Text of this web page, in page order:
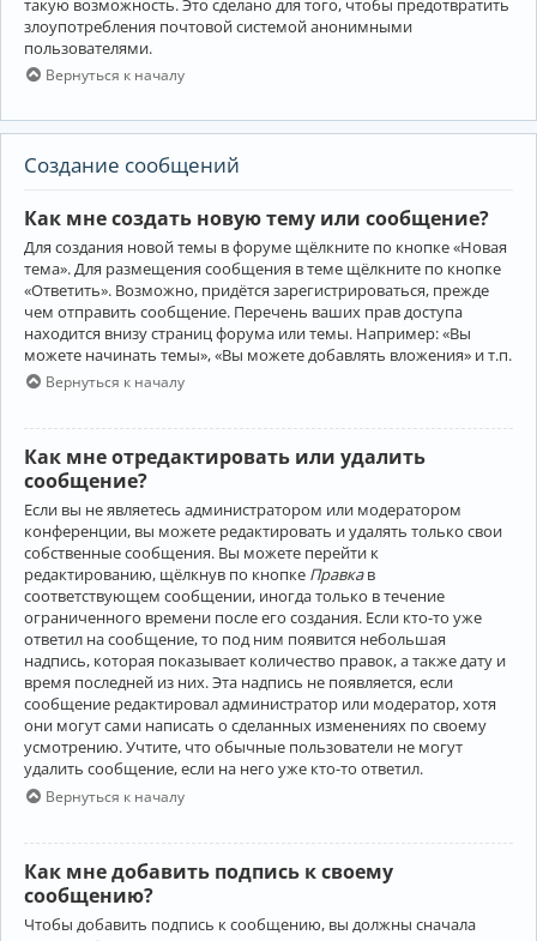
злоупотребления почтовой системой анонимными
пользователями.
Вернуться к началу
Создание сообщений
Как мне создать новую тему или сообщение?
Для создания новой темы в форуме щёлкните по кнопке «Новая
тема». Для размещения сообщения в теме щёлкните по кнопке
«Ответить». Возможно, придётся зарегистрироваться, прежде
чем отправить сообщение. Перечень ваших прав доступа
находится внизу страниц форума или темы. Например: «Вы
можете начинать темы», «Вы можете добавлять вложения» и т.п.
Вернуться к началу
Как мне отредактировать или удалить
сообщение?
Если вы не являетесь администратором или модератором
конференции, вы можете редактировать и удалять только свои
собственные сообщения. Вы можете перейти к
редактированию, щёлкнув по кнопке Правкав
соответствующем сообщении, иногда только в течение
ограниченного времени после его создания. Если кто-то уже
ответил на сообщение, то под ним появится небольшая
надпись, которая показывает количество правок, а также дату и
время последней из них. Эта надпись не появляется, если
сообщение редактировал администратор или модератор, хотя
они могут сами написать о сделанных изменениях по своему
усмотрению. Учтите, что обычные пользователи не могут
удалить сообщение, если на него уже кто-то ответил.
Вернуться к началу
Как мне добавить подпись к своему
сообщению?
Чтобы добавить подпись к сообщению, вы должны сначала